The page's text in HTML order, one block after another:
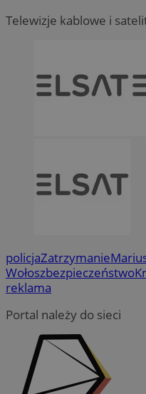
Telewizje kablowe i
policjaZatrzymanie
Wołoszbezpieczeństwo
reklama
Portal należy do sieci